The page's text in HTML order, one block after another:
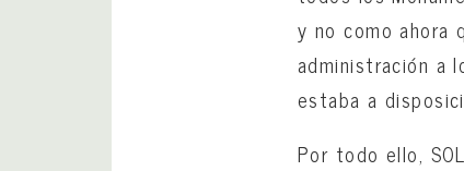
y no como ahora
administración a
estaba a
Por todo ello,